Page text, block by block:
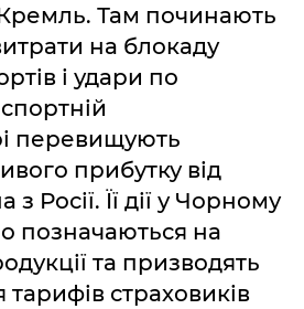
Кремль. Там починають
на блокаду
і удари по
перевищують
прибутку від
Росії. Її дії у Чорному
позначаються на
та призводять
страховиків